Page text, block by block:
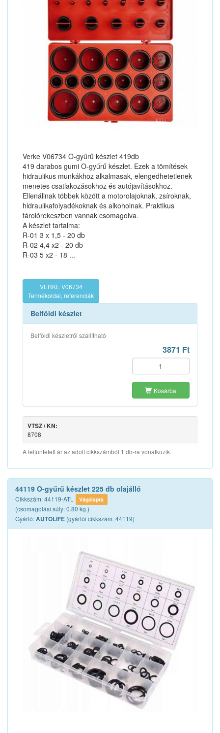
Verke V06734 O-gyűrű készlet 419db
419 darabos gumi O-gyűrű készlet. Ezek a tömítések
hidraulikus munkákhoz alkalmasak, elengedhetetlenek
menetes csatlakozásokhoz és autójavításokhoz.
Ellenállnak többek között a motorolajoknak, zsíroknak,
hidraulikafolyadékoknak és alkoholnak. Praktikus
tárolórekeszben vannak csomagolva.
A készlet tartalma:
R-01 3 x 1,5 - 20 db
R-02 4,4 x2 - 20 db
R-03 5 x2 - 18 ...
VERKE V06734
Termékoldal, referenciák
Belföldi készlet
Belföldi készletről szállítható
3871 Ft
Kosárba
VTSZ / KN:
8708
A feltüntetett ár az adott cikkszámból 1 db-ra vonatkozik.
44119 O-gyűrű készlet 225 db olajálló
Cikkszám: 44119-ATL Vágólapra
(csomagolási súly: 0.80 kg.)
Gyártó:AUTOLIFE (gyártói cikkszám: 44119)